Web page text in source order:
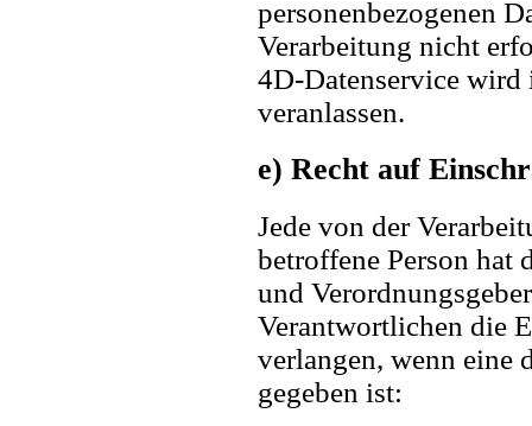
personenbezogenen
Verarbeitung nicht
4D-Datenservice
veranlassen.
e) Recht auf
Jede von der
betroffene Person hat
und
Verantwortlichen die
verlangen, wenn eine
gegeben ist: